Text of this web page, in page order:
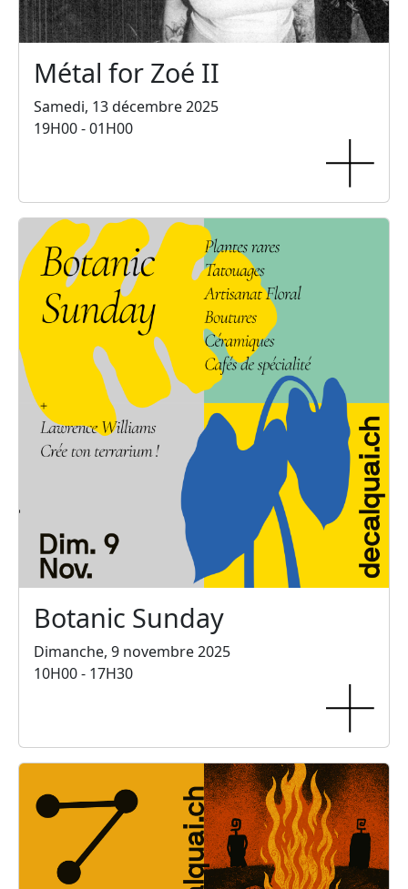
Métal for Zoé II
Samedi, 13 décembre 2025
19H00 - 01H00
Botanic Sunday
Dimanche, 9 novembre 2025
10H00 - 17H30